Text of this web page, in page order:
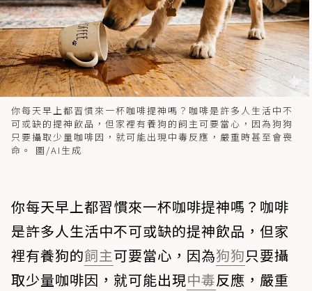
你每天早上都習慣來一杯咖啡提神嗎？咖啡是許多人生活中不
可或缺的提神飲品，但家裡有養狗的飼主可要當心，因為狗狗
只要攝取少量咖啡因，就可能出現中毒反應，嚴重時甚至會喪
命。 圖/AI生成
你每天早上都習慣來一杯咖啡提神嗎？咖啡
是許多人生活中不可或缺的提神飲品，但家
裡有養狗的飼主可要當心，因為狗狗只要攝
取少量咖啡因，就可能出現中毒反應，嚴重